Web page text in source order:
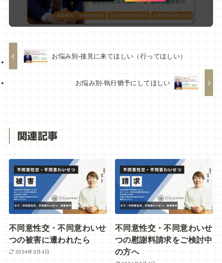
お悩み別-接見に来てほしい（行ってほしい）
お悩み別-執行猶予にしてほしい
関連記事
不同意性交・不同意わいせ
つの被害に遭われたら
2024年3月4日
不同意性交・不同意わいせ
つの慰謝料請求をご検討中
の方へ